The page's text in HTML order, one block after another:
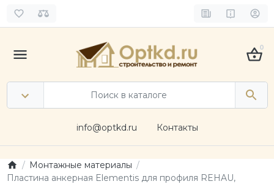
0
info@optkd.ru Контакты
Монтажные материалы
Пластина анкерная Elementis для профиля REHAU,